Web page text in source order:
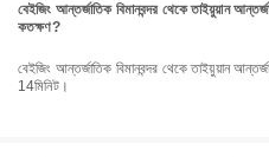
বেইজিং আন্তর্জাতিক বিমানবন্দর থেকে তাইয়ুয়ান
কতক্ষণ?
বেইজিং আন্তর্জাতিক বিমানবন্দর থেকে তাইয়ুয়ান আন্তর্জাতিক বিমানবন্দর পর্যন্ত ফ্লাইটের সময়কাল প্রায় 3ঘন্টা
14মিনিট।